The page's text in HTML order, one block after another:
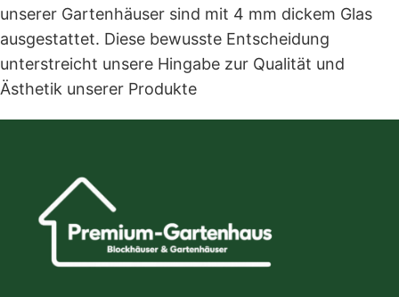
unserer Gartenhäuser sind mit 4 mm dickem Glas
ausgestattet. Diese bewusste Entscheidung
unterstreicht unsere Hingabe zur Qualität und
Ästhetik unserer Produkte